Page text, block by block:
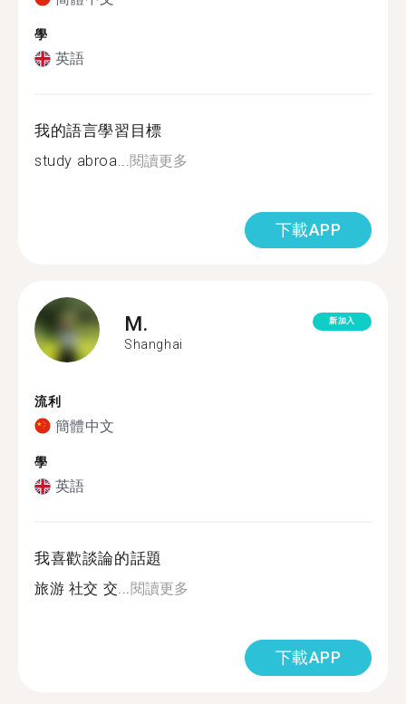
學
英語
我的語言學習目標
study abroa...閱讀更多
下載APP
M.
Shanghai
新加入
流利
簡體中文
學
英語
我喜歡談論的話題
旅游 社交 交...閱讀更多
下載APP